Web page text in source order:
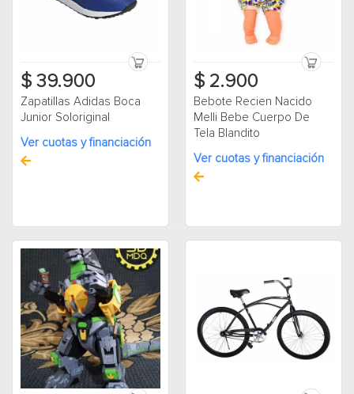
$ 39.900
Zapatillas Adidas Boca
Junior Soloriginal
Ver cuotas y financiación
$ 2.900
Bebote Recien Nacido
Melli Bebe Cuerpo De
Tela Blandito
Ver cuotas y financiación